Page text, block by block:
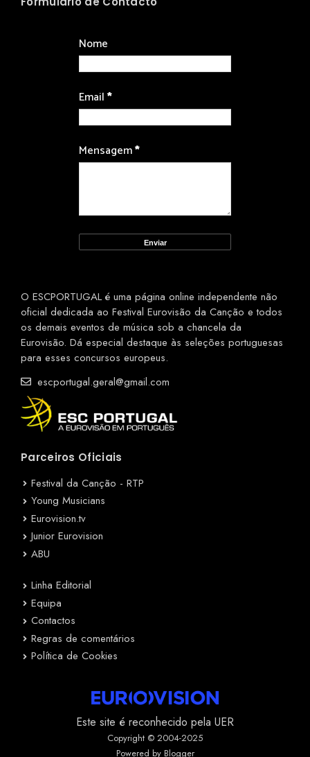
Nome
Email*
Mensagem*
O ESCPORTUGAL é uma página online independente não
oficial dedicada ao Festival Eurovisão da Canção e todos
os demais eventos de música sob a chancela da
Eurovisão. Dá especial destaque às seleções portuguesas
para esses concursos europeus.
escportugal.geral@gmail.com
Parceiros Oficiais
Festival da Canção - RTP
Young Musicians
Eurovision.tv
Junior Eurovision
ABU
Linha Editorial
Equipa
Contactos
Regras de comentários
Política de Cookies
Este site é reconhecido pela UER
Copyright © 2004-2025
Powered by Blogger